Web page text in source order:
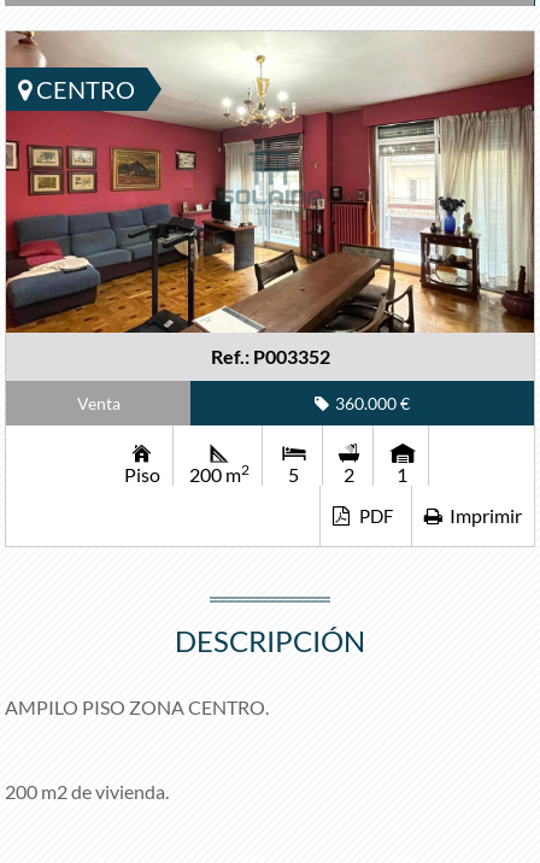
CENTRO
Ref.: P003352
Venta 360.000 €
Piso 200 m2 5 2
1
Imprimir
DESCRIPCIÓN
AMPILO PISO ZONA CENTRO.
200 m2 de vivienda.